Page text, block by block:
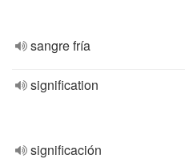
sangre fría
signification
significación